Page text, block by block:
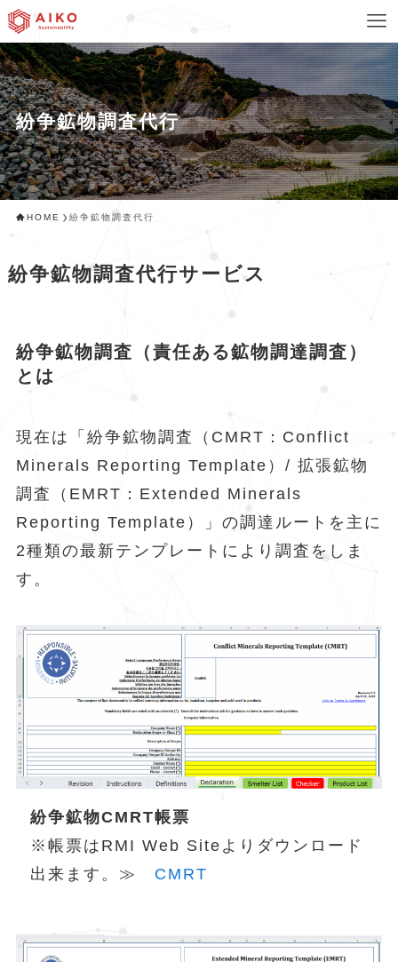
紛争鉱物調査代行
HOME 紛争鉱物調査代行
紛争鉱物調査代行サービス
紛争鉱物調査（責任ある鉱物調達調査）
とは
現在は「紛争鉱物調査（CMRT：Conflict
Minerals Reporting Template）/ 拡張鉱物
調査（EMRT：Extended Minerals
Reporting Template）」の調達ルートを主に
2種類の最新テンプレートにより調査をしま
す。
紛争鉱物CMRT帳票
※帳票はRMI Web Siteよりダウンロード
出来ます。≫ CMRT